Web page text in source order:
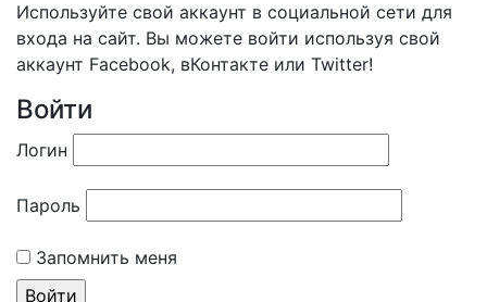
Используйте свой аккаунт в социальной сети для
входа на сайт. Вы можете войти используя свой
аккаунт Facebook, вКонтакте или Twitter!
Войти
Логин
Пароль
Запомнить меня